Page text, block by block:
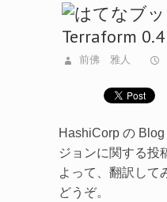
前佛 雅人
HashiCorp の
ジョンに関する投
よって、翻訳して
どうぞ。